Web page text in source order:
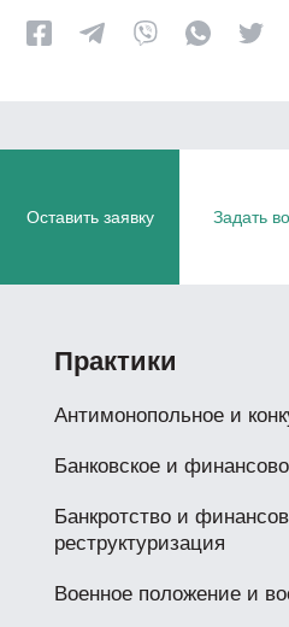
Оставить заявку Задать
Практики
Антимонопольное и
Банковское и
Банкротство и
реструктуризация
Военное положение и